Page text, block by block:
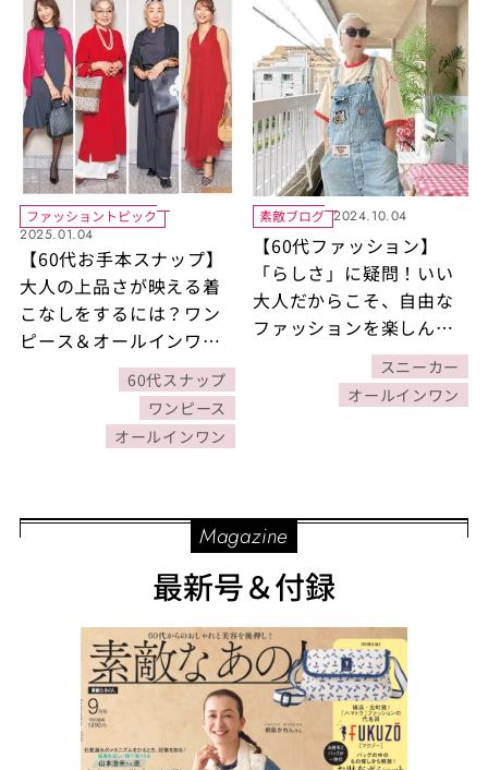
ファッショントピック
2025.01.04
【60代お手本スナップ】
大人の上品さが映える着
こなしをするには？ワン
ピース＆オールインワン
で着映えるお呼ばれ服4選
60代スナップ
ワンピース
オールインワン
素敵ブログ 2024.10.04
【60代ファッション】
「らしさ」に疑問！いい
大人だからこそ、自由な
ファッションを楽しん
スニーカー
オールインワン
Magazine
最新号＆付録